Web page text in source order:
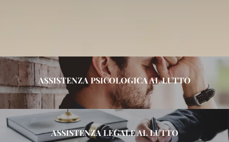
ASSISTENZA PSICOLOGICA AL LUTTO
ASSISTENZA LEGALE AL LUTTO